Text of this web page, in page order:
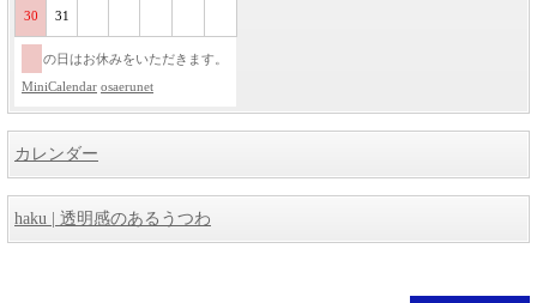
30 31
の日はお休みをいただきます。
MiniCalendar osaerunet
カレンダー
haku | 透明感のあるうつわ